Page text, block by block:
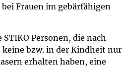
Frauen im gebärfähigen
Personen, die nach
keine bzw. in der Kindheit nur
erhalten haben, eine